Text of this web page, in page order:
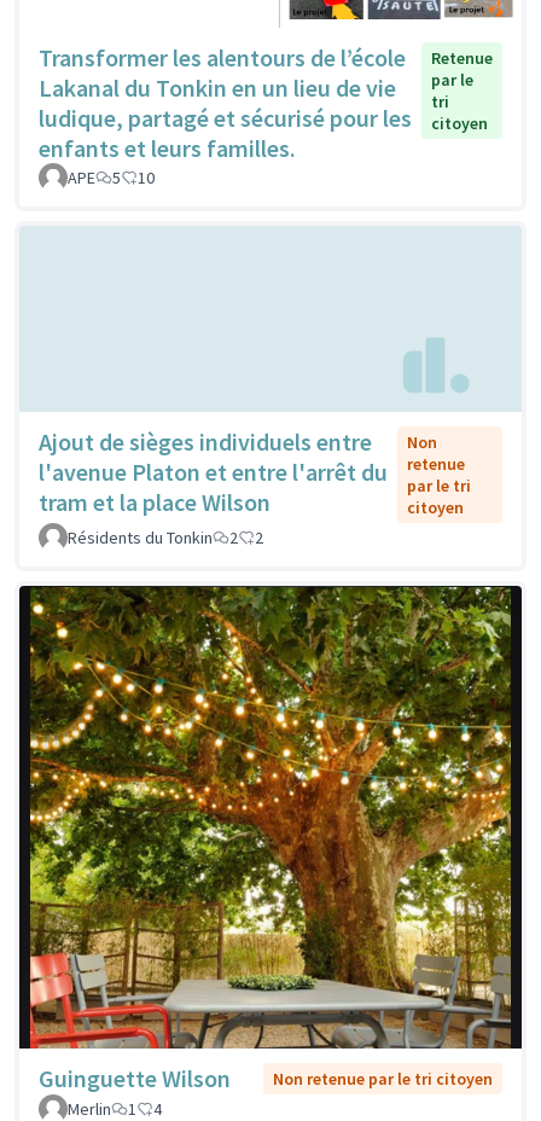
Transformer les alentours de l’école
Lakanal du Tonkin en un lieu de vie
ludique, partagé et sécurisé pour les
enfants et leurs familles.
Retenue
par le
tri
citoyen
APE 5 10
Ajout de sièges individuels entre
l'avenue Platon et entre l'arrêt du
tram et la place Wilson
Non
retenue
par le tri
citoyen
Résidents du Tonkin
2 2
Guinguette Wilson
Non retenue par le tri citoyen
Merlin
1 4